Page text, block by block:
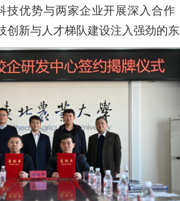
技优势与两家企业开展深入合作
新与人才梯队建设注入强劲的东